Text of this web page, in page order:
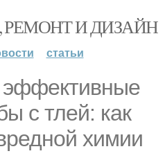
РЕМОНТ И ДИЗАЙН
статьи
с тлей: как
химии